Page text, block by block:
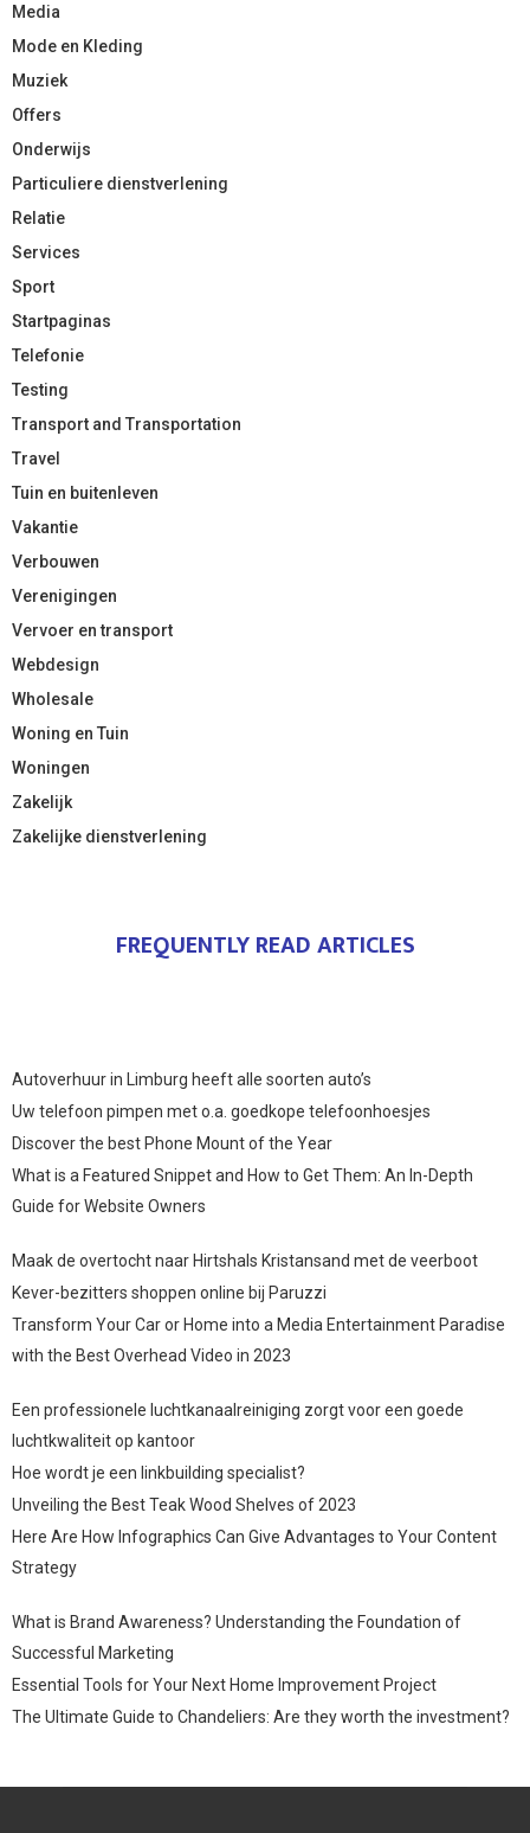
Media
Mode en Kleding
Muziek
Offers
Onderwijs
Particuliere dienstverlening
Relatie
Services
Sport
Startpaginas
Telefonie
Testing
Transport and Transportation
Travel
Tuin en buitenleven
Vakantie
Verbouwen
Verenigingen
Vervoer en transport
Webdesign
Wholesale
Woning en Tuin
Woningen
Zakelijk
Zakelijke dienstverlening
FREQUENTLY READ ARTICLES
Autoverhuur in Limburg heeft alle soorten auto’s
Uw telefoon pimpen met o.a. goedkope telefoonhoesjes
Discover the best Phone Mount of the Year
What is a Featured Snippet and How to Get Them: An In-Depth
Guide for Website Owners
Maak de overtocht naar Hirtshals Kristansand met de veerboot
Kever-bezitters shoppen online bij Paruzzi
Transform Your Car or Home into a Media Entertainment Paradise
with the Best Overhead Video in 2023
Een professionele luchtkanaalreiniging zorgt voor een goede
luchtkwaliteit op kantoor
Hoe wordt je een linkbuilding specialist?
Unveiling the Best Teak Wood Shelves of 2023
Here Are How Infographics Can Give Advantages to Your Content
Strategy
What is Brand Awareness? Understanding the Foundation of
Successful Marketing
Essential Tools for Your Next Home Improvement Project
The Ultimate Guide to Chandeliers: Are they worth the investment?